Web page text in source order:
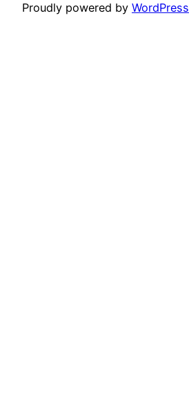
Proudly powered by WordPress